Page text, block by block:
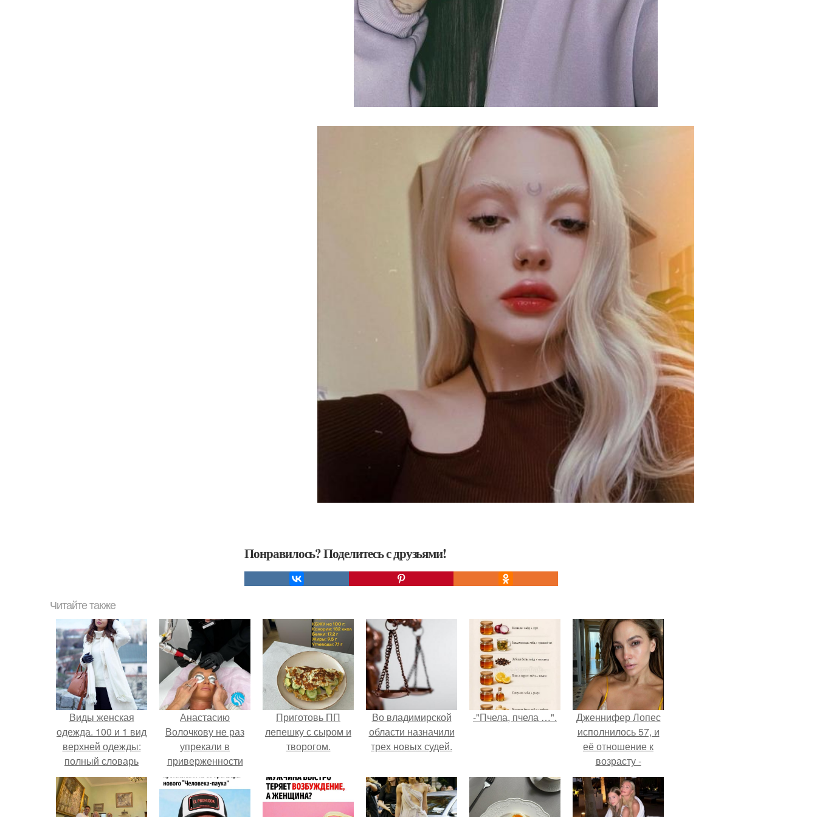
Понравилось? Поделитесь с друзьями!
Читайте также
Виды женская
одежда. 100 и 1 вид
верхней одежды:
полный словарь
видов пальто,
курток и прочего
Анастасию
Волочкову не раз
упрекали в
приверженности
устаревшим бьюти -
процедурам.
Приготовь ПП
лепешку с сыром и
творогом.
Во владимирской
области назначили
трех новых судей.
-"Пчела, пчела …".
Дженнифер Лопес
исполнилось 57, и
её отношение к
возрасту -
настоящий
манифест
уверенности: "не